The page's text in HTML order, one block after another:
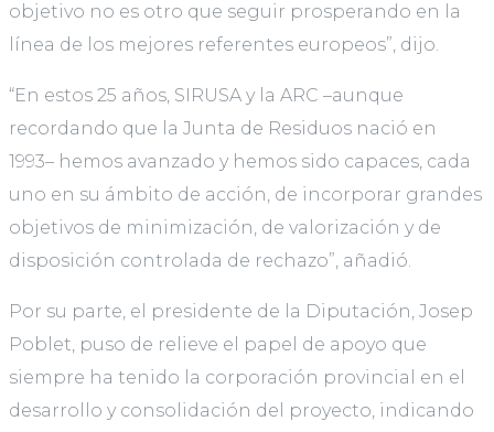
objetivo no es otro que seguir prosperando en la
línea de los mejores referentes europeos”, dijo.
“En estos 25 años, SIRUSA y la ARC –aunque
recordando que la Junta de Residuos nació en
1993– hemos avanzado y hemos sido capaces, cada
uno en su ámbito de acción, de incorporar grandes
objetivos de minimización, de valorización y de
disposición controlada de rechazo”, añadió.
Por su parte, el presidente de la Diputación, Josep
Poblet, puso de relieve el papel de apoyo que
siempre ha tenido la corporación provincial en el
desarrollo y consolidación del proyecto, indicando